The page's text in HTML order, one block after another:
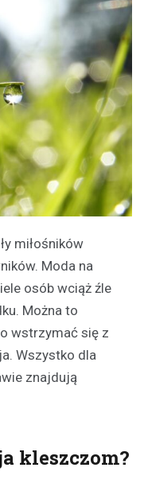
miłośników
Moda na
osób wciąż źle
Można to
wstrzymać się z
Wszystko dla
znajdują
kleszczom?